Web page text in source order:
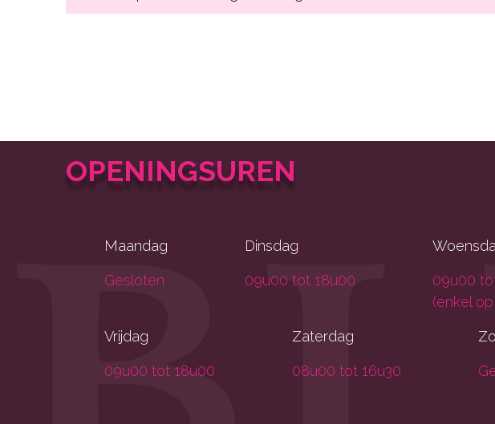
OPENINGSUREN
Maandag
Gesloten
Dinsdag
09u00 tot 18u00
09u00
(enkel
Vrijdag
09u00 tot 18u00
Zaterdag
08u00 tot 16u30